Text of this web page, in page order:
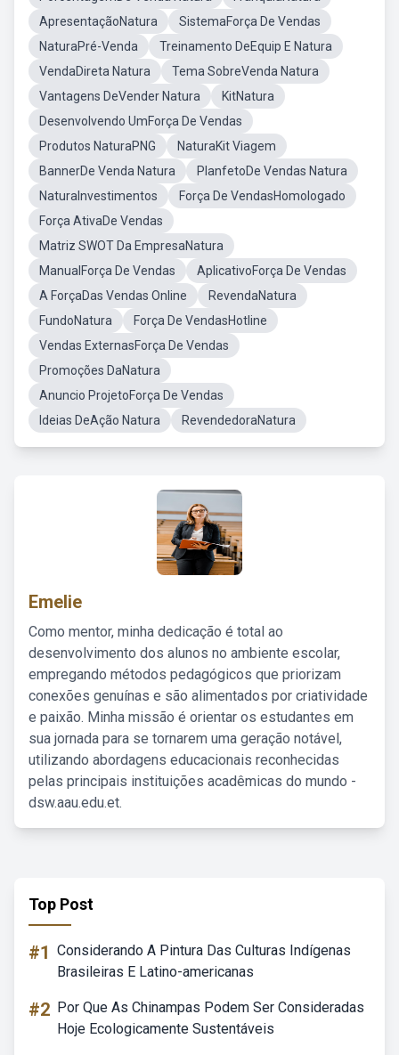
ApresentaçãoNatura
SistemaForça De Vendas
NaturaPré-Venda
Treinamento DeEquip E Natura
VendaDireta Natura
Tema SobreVenda Natura
Vantagens DeVender Natura
KitNatura
Desenvolvendo UmForça De Vendas
Produtos NaturaPNG
NaturaKit Viagem
BannerDe Venda Natura
PlanfetoDe Vendas Natura
NaturaInvestimentos
Força De VendasHomologado
Força AtivaDe Vendas
Matriz SWOT Da EmpresaNatura
ManualForça De Vendas
AplicativoForça De Vendas
A ForçaDas Vendas Online
RevendaNatura
FundoNatura
Força De VendasHotline
Vendas ExternasForça De Vendas
Promoções DaNatura
Anuncio ProjetoForça De Vendas
Ideias DeAção Natura
RevendedoraNatura
Emelie
Como mentor, minha dedicação é total ao
desenvolvimento dos alunos no ambiente escolar,
empregando métodos pedagógicos que priorizam
conexões genuínas e são alimentados por criatividade
e paixão. Minha missão é orientar os estudantes em
sua jornada para se tornarem uma geração notável,
utilizando abordagens educacionais reconhecidas
pelas principais instituições acadêmicas do mundo -
dsw.aau.edu.et.
Top Post
#1 Considerando A Pintura Das Culturas Indígenas
Brasileiras E Latino-americanas
#2 Por Que As Chinampas Podem Ser Consideradas
Hoje Ecologicamente Sustentáveis